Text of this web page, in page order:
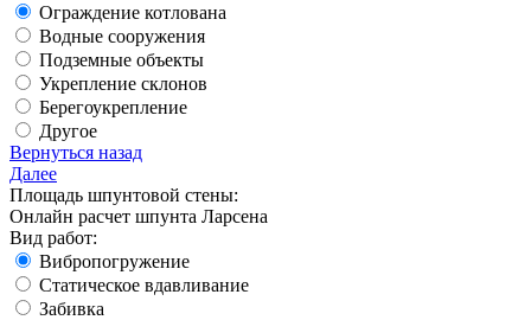
Ограждение котлована
Водные сооружения
Подземные объекты
Укрепление склонов
Берегоукрепление
Другое
Вернуться назад
Далее
Площадь шпунтовой стены:
Онлайн расчет шпунта Ларсена
Вид работ:
Вибропогружение
Статическое вдавливание
Забивка